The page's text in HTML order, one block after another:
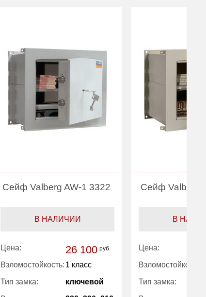
Сейф Valberg AW-1 3322
В НАЛИЧИИ
Цена: 26 100 руб
Взломостойкость: 1 класс
Тип замка: ключевой
Сейф Valberg
В
Цена:
Взломостойкость:
Тип замка: